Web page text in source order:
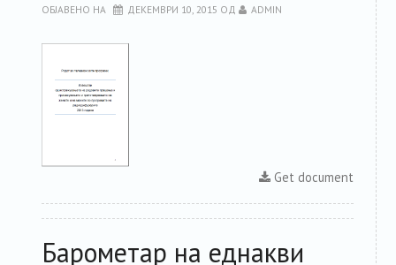
ОБЈАВЕНО НА ДЕКЕМВРИ 10, 2015 ОД ADMIN
Get document
Барометар на еднакви